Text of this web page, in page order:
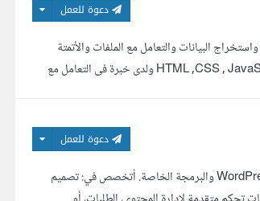
دعوة للعمل
انا عبدالرحمن محمد، اعمل فى مجال تطوير وتصميم المواقع الإلكترونية Web Development, Front-End واستخراج البيانات والتعامل مع الملفات والأتمتة
باستخدام Python Web Scraping , Automation لدى معرفة جيدة بهذه اللغات البرمجية HTML ,CSS , JavaScript, Python ولدى خبرة فى التعامل مع
دعوة للعمل
أنا أحمد حسين، مطور ومبرمج مواقع بخبرة تتجاوز 5 سنوات في مجال برمجة وتطوير المواقع باستخدام WordPress والبرمجة الخاصة. أتخصص في: تصميم